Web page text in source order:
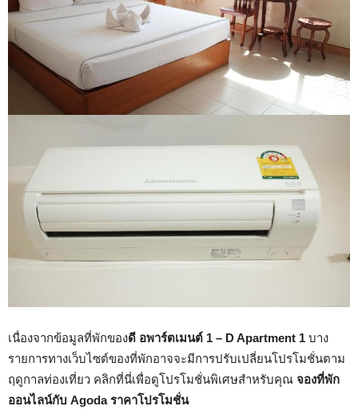
เนื่องจากข้อมูลที่พักของดี อพาร์ตเมนต์ 1 – D Apartment 1 บาง
รายการทางเว็บไซต์ของที่พักอาจจะมีการปรับเปลี่ยนโปรโมชั่นตาม
ฤดูกาลท่องเที่ยว คลิกที่นี่เพื่อดูโปรโมชั่นพิเศษสำหรับคุณ จองที่พัก
ออนไลน์กับ Agoda ราคาโปรโมชั่น